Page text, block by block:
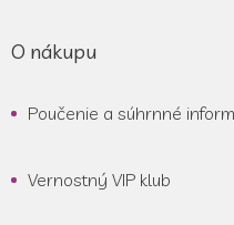
O nákupu
Poučenie a súhrnné
Vernostný VIP klub